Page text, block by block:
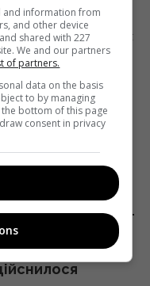
Наступна стаття
У ЦЕНЗУРІ ЧЕРЕЗ
ПРОГРАМИ
що
and information from
and other device
shared with 227
We and our partners
of partners.
data on the basis
to by managing
bottom of this page
consent in privacy